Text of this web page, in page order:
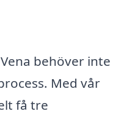
behöver inte
Med vår
få tre